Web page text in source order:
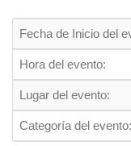
Fecha de Inicio del
Hora del evento:
Lugar del evento:
Categoría del evento: